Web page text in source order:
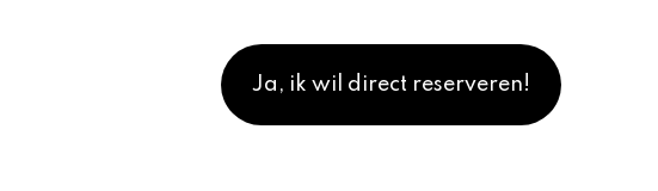
Ja, ik wil direct reserveren!